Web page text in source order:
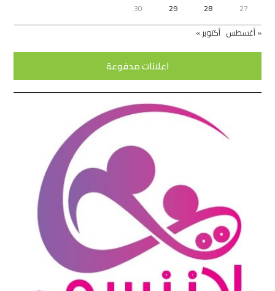
27
28
29
30
« أغسطس أكتوبر »
اعلانات مدفوعة